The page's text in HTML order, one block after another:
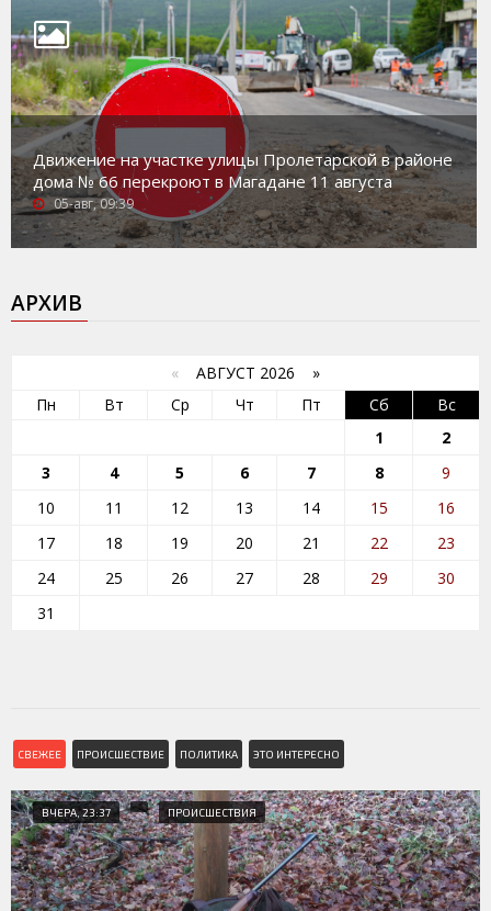
Движение на участке улицы Пролетарской в районе
дома № 66 перекроют в Магадане 11 августа
05-авг, 09:39
АРХИВ
« АВГУСТ 2026 »
Пн
Вт Ср Чт Пт Сб
Вс
1
2
3
4 5 6 7 8
9
10
11 12 13 14 15
16
17
18 19 20 21 22
23
24
25 26 27 28 29
30
31
СВЕЖЕЕ ПРОИСШЕСТВИЕ ПОЛИТИКА ЭТО ИНТЕРЕСНО
ВЧЕРА, 23:37 ПРОИСШЕСТВИЯ